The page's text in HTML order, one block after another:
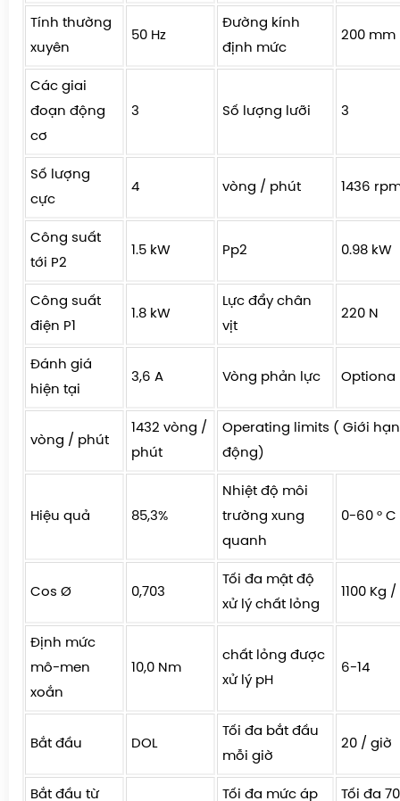
Tính thường
xuyên
50 Hz
Đường kính
định mức
200 mm
Các giai
đoạn động
cơ
3 Số lượng lưỡi 3
Số lượng
cực
4 vòng / phút 1436
Công suất
tới P2
1.5 kW Pp2 0.98 kW
Công suất
điện P1
1.8 kW
Lực đẩy chân
vịt
220 N
Đánh giá
hiện tại
3,6 A Vòng phản lực Optiona
vòng / phút
1432 vòng /
phút
Operating limits ( Giới
động)
Hiệu quả 85,3%
Nhiệt độ môi
trường xung
quanh
0-60 ° C
Cos Ø 0,703
Tối đa mật độ
xử lý chất lỏng
1100 Kg
Định mức
mô-men
xoắn
10,0 Nm
chất lỏng được
xử lý pH
6-14
Bắt đầu DOL
Tối đa bắt đầu
mỗi giờ
20 / giờ
Bắt đầu từ
Tối đa mức áp Tối đa